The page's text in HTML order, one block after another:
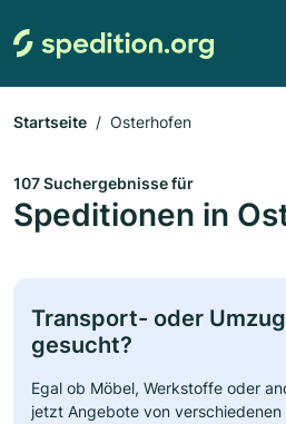
Startseite Osterhofen
107 Suchergebnisse für
Speditionen in
Transport- oder
gesucht?
Egal ob Möbel, Werkstoffe oder
jetzt Angebote von